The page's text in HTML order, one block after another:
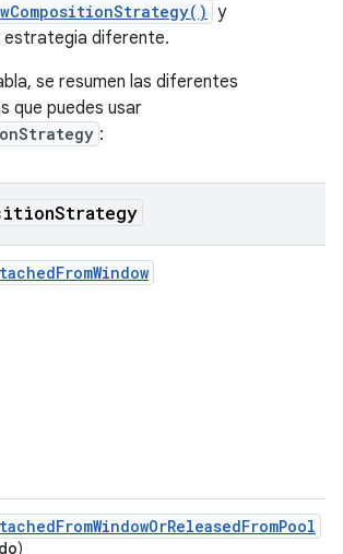
y
estrategia diferente.
se resumen las diferentes
que puedes usar
:
Strategy
)